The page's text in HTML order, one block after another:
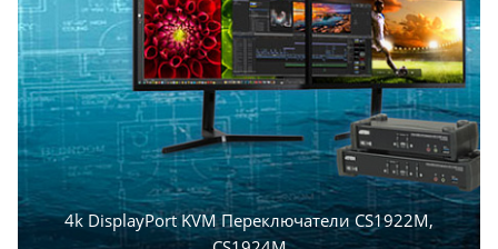
4k DisplayPort KVM Переключатели CS1922M,